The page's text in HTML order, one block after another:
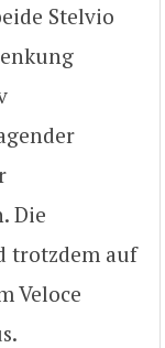
Stelvio
Die
trotzdem auf
Veloce